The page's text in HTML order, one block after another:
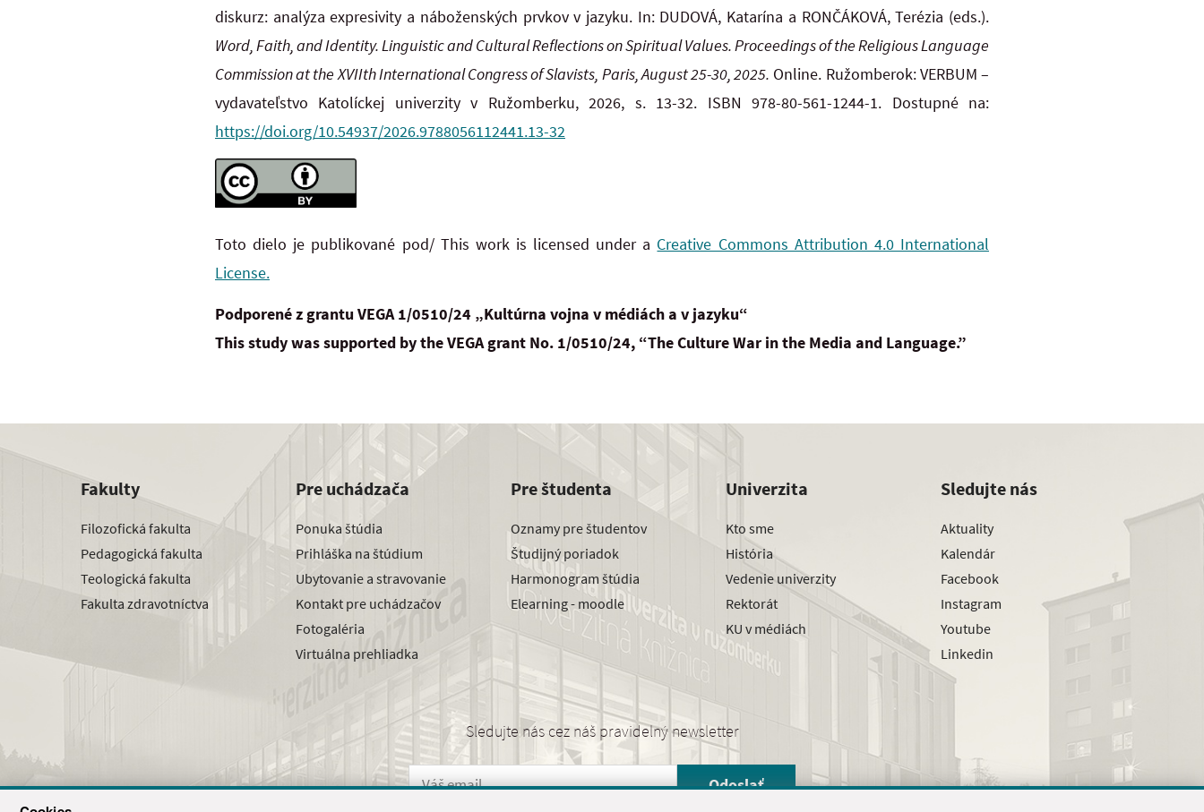
diskurz: analýza expresivity a náboženských prvkov v jazyku. In: DUDOVÁ, Katarína a RONČÁKOVÁ, Terézia (eds.).
Word, Faith, and Identity. Linguistic and Cultural Reflections on Spiritual Values. Proceedings of the Religious Language
Commission at the XVIIth International Congress of Slavists, Paris, August 25-30, 2025. Online. Ružomberok: VERBUM –
vydavateľstvo Katolíckej univerzity v Ružomberku, 2026, s. 13-32. ISBN978-80-561-1244-1. Dostupné na:
https://doi.org/10.54937/2026.9788056112441.13-32
Toto dielo je publikované pod/ This work is licensed under a Creative Commons Attribution 4.0 International
License.
Podporené z grantu VEGA 1/0510/24 „Kultúrna vojna v médiách a v jazyku“
This study was supported by the VEGA grant No. 1/0510/24, “The Culture War in the Media and Language.”
Fakulty
Filozofická fakulta
Pedagogická fakulta
Teologická fakulta
Fakulta zdravotníctva
Pre uchádzača
Ponuka štúdia
Prihláška na štúdium
Ubytovanie a stravovanie
Kontakt pre uchádzačov
Fotogaléria
Virtuálna prehliadka
Pre študenta
Oznamy pre študentov
Študijný poriadok
Harmonogram štúdia
Elearning - moodle
Univerzita
Kto sme
História
Vedenie univerzity
Rektorát
KU v médiách
Sledujte nás
Aktuality
Kalendár
Facebook
Instagram
Youtube
Linkedin
Sledujte nás cez náš pravidelný newsletter
Odoslať